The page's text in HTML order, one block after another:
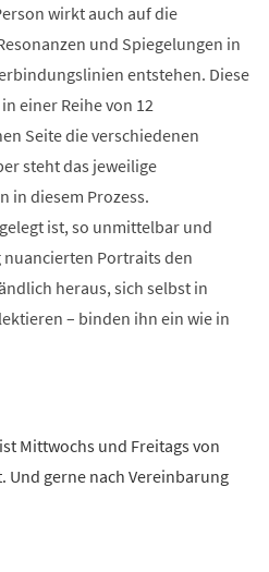
wirkt auch auf die
und Spiegelungen in
entstehen. Diese
einer Reihe von 12
Seite die verschiedenen
steht das jeweilige
in diesem Prozess.
ist, so unmittelbar und
Portraits den
heraus, sich selbst in
– binden ihn ein wie in
Mittwochs und Freitags von
Und gerne nach Vereinbarung